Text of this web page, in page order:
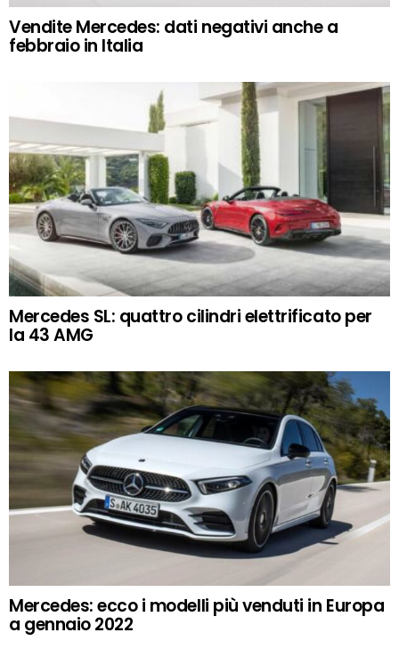
Vendite Mercedes: dati negativi anche a
febbraio in Italia
Mercedes SL: quattro cilindri elettrificato per
la 43 AMG
Mercedes: ecco i modelli più venduti in Europa
a gennaio 2022